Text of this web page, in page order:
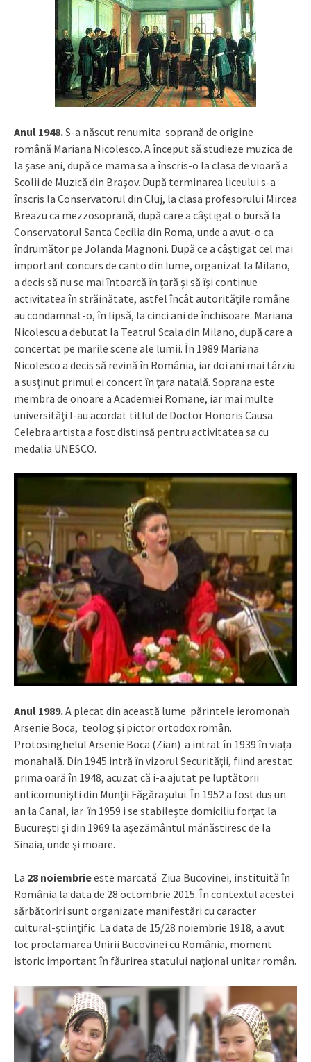
Anul 1948.S-a născut renumita soprană de origine
română Mariana Nicolesco. A început să studieze muzica de
la şase ani, după ce mama sa a înscris-o la clasa de vioară a
Scolii de Muzică din Braşov. După terminarea liceului s-a
înscris la Conservatorul din Cluj, la clasa profesorului Mircea
Breazu ca mezzosoprană, după care a câştigat o bursă la
Conservatorul Santa Cecilia din Roma, unde a avut-o ca
îndrumător pe Jolanda Magnoni. După ce a câştigat cel mai
important concurs de canto din lume, organizat la Milano,
a decis să nu se mai întoarcă în ţară şi să îşi continue
activitatea în străinătate, astfel încât autorităţile române
au condamnat-o, în lipsă, la cinci ani de închisoare. Mariana
Nicolescu a debutat la Teatrul Scala din Milano, după care a
concertat pe marile scene ale lumii. În 1989 Mariana
Nicolesco a decis să revină în România, iar doi ani mai târziu
a susţinut primul ei concert în ţara natală. Soprana este
membra de onoare a Academiei Romane, iar mai multe
universităţi I-au acordat titlul de Doctor Honoris Causa.
Celebra artista a fost distinsă pentru activitatea sa cu
medalia UNESCO.
Anul 1989.A plecat din această lume părintele ieromonah
Arsenie Boca, teolog şi pictor ortodox român.
Protosinghelul Arsenie Boca (Zian) a intrat în 1939 în viaţa
monahală. Din 1945 intră în vizorul Securităţii, fiind arestat
prima oară în 1948, acuzat că i-a ajutat pe luptătorii
anticomunişti din Munţii Făgăraşului. În 1952 a fost dus un
an la Canal, iar în 1959 i se stabileşte domiciliu forţat la
Bucureşti şi din 1969 la aşezământul mănăstiresc de la
Sinaia, unde şi moare.
La 28 noiembrieeste marcată Ziua Bucovinei, instituită în
România la data de 28 octombrie 2015. În contextul acestei
sărbătoriri sunt organizate manifestări cu caracter
cultural-științific. La data de 15/28 noiembrie 1918, a avut
loc proclamarea Unirii Bucovinei cu România, moment
istoric important în făurirea statului naţional unitar român.